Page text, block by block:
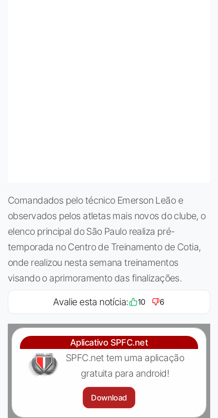
Comandados pelo técnico Emerson Leão e
observados pelos atletas mais novos do clube, o
elenco principal do São Paulo realiza pré-
temporada no Centro de Treinamento de Cotia,
onde realizou nesta semana treinamentos
visando o aprimoramento das finalizações.
Avalie esta notícia: 10 6
Aplicativo SPFC.net
SPFC.net tem uma aplicação
gratuita para android!
Download